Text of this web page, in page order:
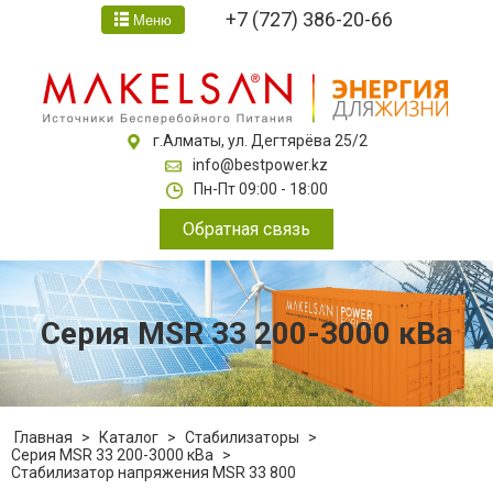
Меню +7 (727) 386-20-66
г.Алматы, ул. Дегтярёва 25/2
info@bestpower.kz
Пн-Пт 09:00 - 18:00
Обратная связь
Серия MSR 33 200-3000 кВа
Главная > Каталог > Стабилизаторы
>
Серия MSR 33 200-3000 кВа
>
Стабилизатор напряжения MSR 33 800